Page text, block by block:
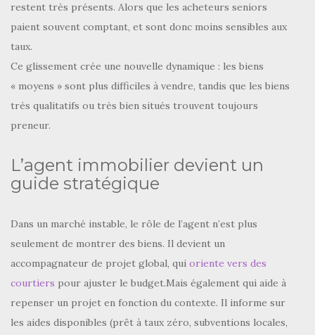
restent très présents. Alors que les acheteurs seniors
paient souvent comptant, et sont donc moins sensibles aux
taux.
Ce glissement crée une nouvelle dynamique : les biens
« moyens » sont plus difficiles à vendre, tandis que les biens
très qualitatifs ou très bien situés trouvent toujours
preneur.
L’agent immobilier devient un
guide stratégique
Dans un marché instable, le rôle de l’agent n’est plus
seulement de montrer des biens. Il devient un
accompagnateur de projet global, qui oriente vers des
courtiers pour ajuster le budget.Mais également qui aide à
repenser un projet en fonction du contexte. Il informe sur
les aides disponibles (prêt à taux zéro, subventions locales,